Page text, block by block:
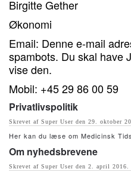
Birgitte Gether
Økonomi
Email: Denne e-mail
spambots. Du skal have
vise den.
Mobil: +45 29 86 00 59
Privatlivspolitik
Skrevet af Super User den 29. oktober
Her kan du læse om Medicinsk
Om nyhedsbrevene
Skrevet af Super User den 2. april 2016